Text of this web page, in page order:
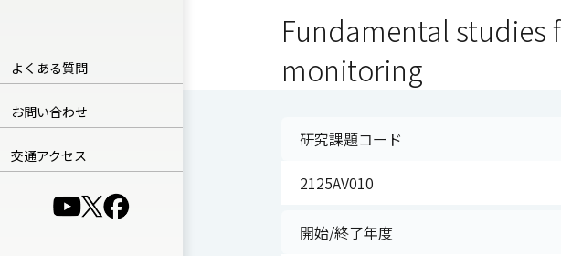
よくある質問
お問い合わせ
交通アクセス
（別ウインドウで開きます）
（別ウインドウで開きます）
（別ウインドウで開きます）
Fundamental
monitoring
研究課題コード
2125AV010
開始/終了年度